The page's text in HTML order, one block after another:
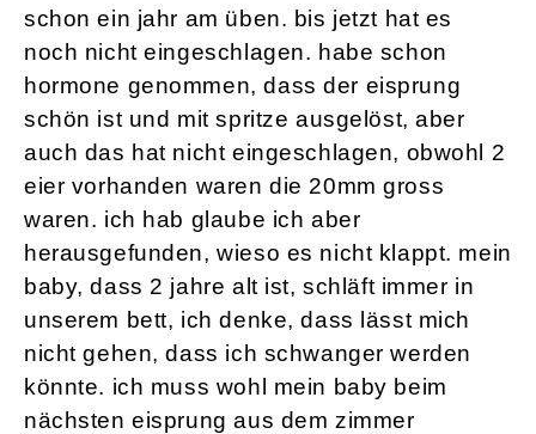
schon ein jahr am üben. bis jetzt hat es
noch nicht eingeschlagen. habe schon
hormone genommen, dass der eisprung
schön ist und mit spritze ausgelöst, aber
auch das hat nicht eingeschlagen, obwohl 2
eier vorhanden waren die 20mm gross
waren. ich hab glaube ich aber
herausgefunden, wieso es nicht klappt. mein
baby, dass 2 jahre alt ist, schläft immer in
unserem bett, ich denke, dass lässt mich
nicht gehen, dass ich schwanger werden
könnte. ich muss wohl mein baby beim
nächsten eisprung aus dem zimmer